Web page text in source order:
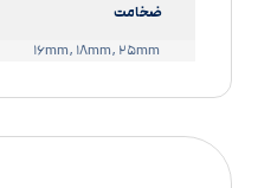
ضخامت
۱۶mm, ۱۸mm, ۲۵mm